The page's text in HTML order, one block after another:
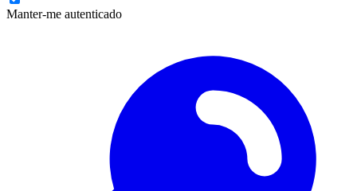
Manter-me autenticado